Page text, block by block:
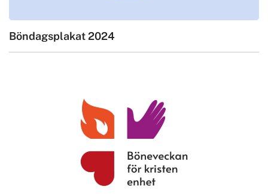
Böndagsplakat 2024